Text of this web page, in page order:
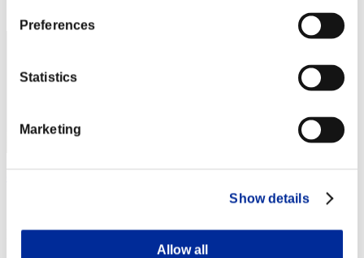
Preferences
Statistics
Marketing
Show details
Allow all
RANK